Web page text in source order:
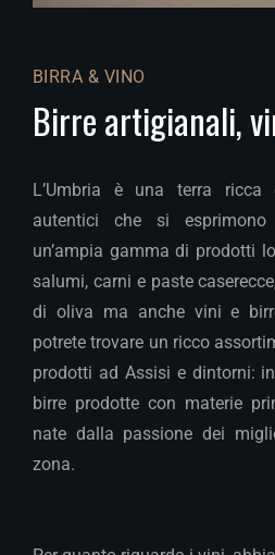
BIRRA & VINO
Birre artigianali,
L’Umbria è una terra
autentici che si
un’ampia gamma di prodotti
salumi, carni e paste
di oliva ma anche vini e
potrete trovare un ricco
prodotti ad Assisi e dintorni:
birre prodotte con materie
nate dalla passione dei
zona.